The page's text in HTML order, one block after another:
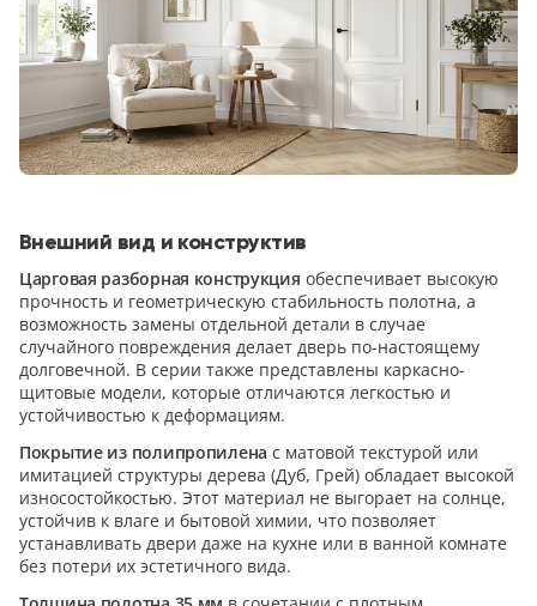
Внешний вид и конструктив
Царговая разборная конструкция обеспечивает высокую
прочность и геометрическую стабильность полотна, а
возможность замены отдельной детали в случае
случайного повреждения делает дверь по-настоящему
долговечной. В серии также представлены каркасно-
щитовые модели, которые отличаются легкостью и
устойчивостью к деформациям.
Покрытие из полипропилена с матовой текстурой или
имитацией структуры дерева (Дуб, Грей) обладает высокой
износостойкостью. Этот материал не выгорает на солнце,
устойчив к влаге и бытовой химии, что позволяет
устанавливать двери даже на кухне или в ванной комнате
без потери их эстетичного вида.